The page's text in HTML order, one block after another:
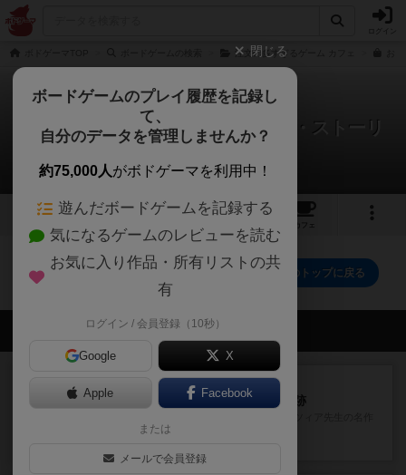
注文の多すぎるゲーム カフェ
おもちゃの多すぎるゲーム／トイ・ストーリ
ー
0件のリプレイ日記
2 1
カフェ
おもちゃの多すぎるゲーム／トイ・ストーリー のトップに戻る
会員の新しい投稿
アルナックの失われし遺跡
「エルドラドを探して」にあ...
閉じる
ボードゲームのプレイ履歴を記録し
て、
自分のデータを管理しませんか？
約75,000人がボドゲーマを利用中！
遊んだボードゲームを記録する
気になるゲームのレビューを読む
お気に入り作品・所有リストの共
有
ログイン / 会員登録（10秒）
Google X
Apple Facebook
または
メールで会員登録